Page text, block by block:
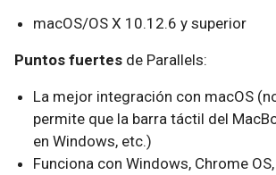
macOS/OS X 10.12.6 y superior
Puntos fuertes de Parallels:
La mejor integración con macOS
permite que la barra táctil del
en Windows, etc.)
Funciona con Windows, Chrome